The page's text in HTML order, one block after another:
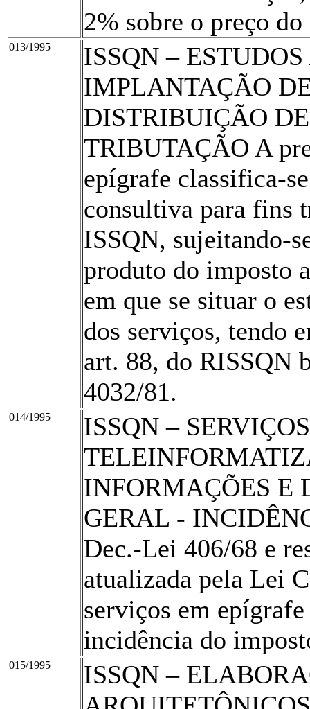
2% sobre o preço
013/1995
ISSQN –
IMPLANTAÇÃO
DISTRIBUIÇÃO
TRIBUTAÇÃO A
epígrafe classifica-
consultiva para fins
ISSQN, sujeitando-
produto do imposto
em que se situar o
dos serviços, tendo
art. 88, do RISSQN
4032/81.
014/1995
ISSQN – SERVIÇOS
INFORMAÇÕES E
GERAL -
Dec.-Lei 406/68 e
atualizada pela Lei
serviços em
incidência do
015/1995
ISSQN –